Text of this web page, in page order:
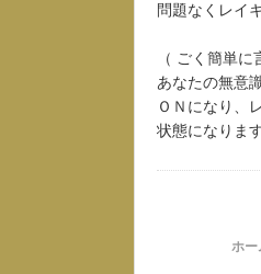
問題なくレイ
（ ごく簡単に
あなたの無意
ＯＮになり、
状態になります
ホー